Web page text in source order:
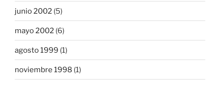
junio 2002 (5)
mayo 2002 (6)
agosto 1999 (1)
noviembre 1998 (1)